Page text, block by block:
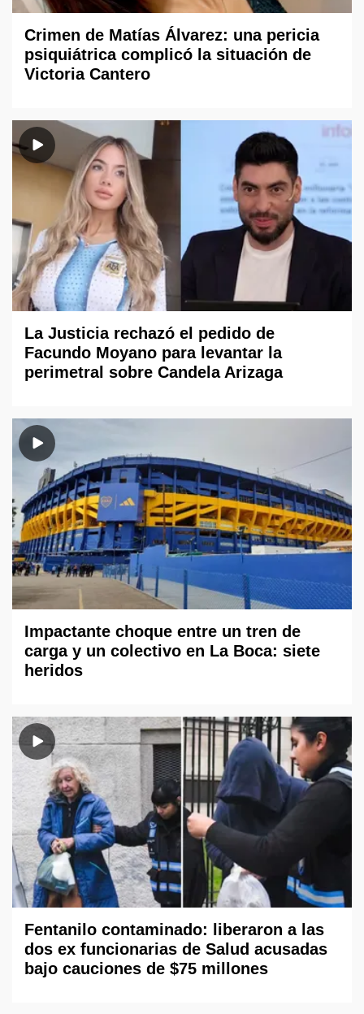
Crimen de Matías Álvarez: una pericia
psiquiátrica complicó la situación de
Victoria Cantero
La Justicia rechazó el pedido de
Facundo Moyano para levantar la
perimetral sobre Candela Arizaga
Impactante choque entre un tren de
carga y un colectivo en La Boca: siete
heridos
Fentanilo contaminado: liberaron a las
dos ex funcionarias de Salud acusadas
bajo cauciones de $75 millones